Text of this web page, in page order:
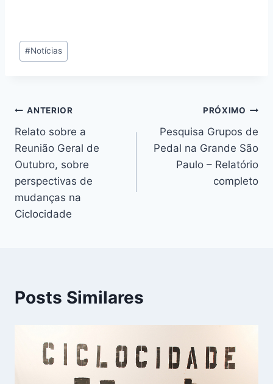
Tags
do
#Notícias
Navegação
de
Post
ANTERIOR
Relato sobre a
Reunião Geral de
Outubro, sobre
perspectivas de
mudanças na
Ciclocidade
PRÓXIMO
Pesquisa Grupos de
Pedal na Grande São
Paulo – Relatório
completo
Posts Similares